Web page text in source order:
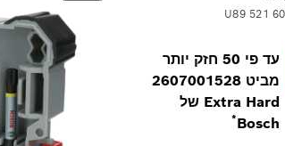
עד פי 50 חזק יותר
מביט 2607001528
Extra Hard של
Bosch
*